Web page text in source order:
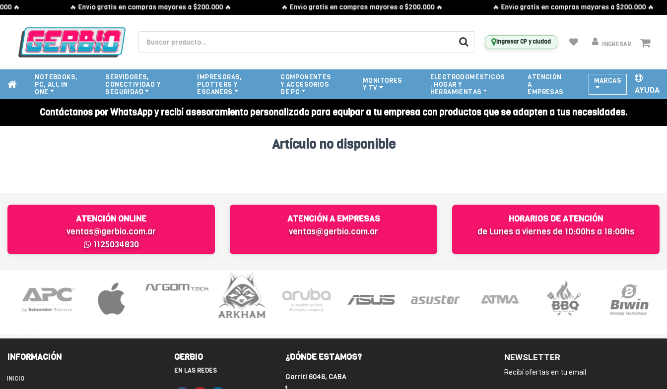
🔥 🔥 Envío gratis en compras mayores a $200.000 🔥 🔥 Envío gratis en compras mayores a $200.000 🔥 🔥 Envío gratis en compras mayores a $200.000 🔥
Ingresar CP y ciudad INGRESAR
NOTEBOOKS,
PC, ALL IN
ONE
SERVIDORES,
CONECTIVIDAD Y
SEGURIDAD
IMPRESORAS,
PLOTTERS Y
ESCANERS
COMPONENTES
Y ACCESORIOS
DE PC
MONITORES
Y TV
ELECTRODOMESTICOS
, HOGAR Y
HERRAMIENTAS
ATENCIÓN
A
EMPRESAS
MARCAS
AYUDA
Contáctanos por WhatsApp y recibí asesoramiento personalizado para equipar a tu empresa con productos que se adapten a tus necesidades.
Artículo no disponible
ATENCIÓN ONLINE
ventas@gerbio.com.ar
1125034830
ATENCIÓN A EMPRESAS
ventas@gerbio.com.ar
HORARIOS DE ATENCIÓN
de Lunes a viernes de 10:00hs a 18:00hs
INFORMACIÓN
INICIO
GERBIO
EN LAS REDES
¿DÓNDE ESTAMOS?
Gorriti 6046, CABA
NEWSLETTER
Recibí ofertas en tu email